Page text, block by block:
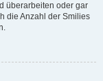
überarbeiten oder gar
die Anzahl der Smilies